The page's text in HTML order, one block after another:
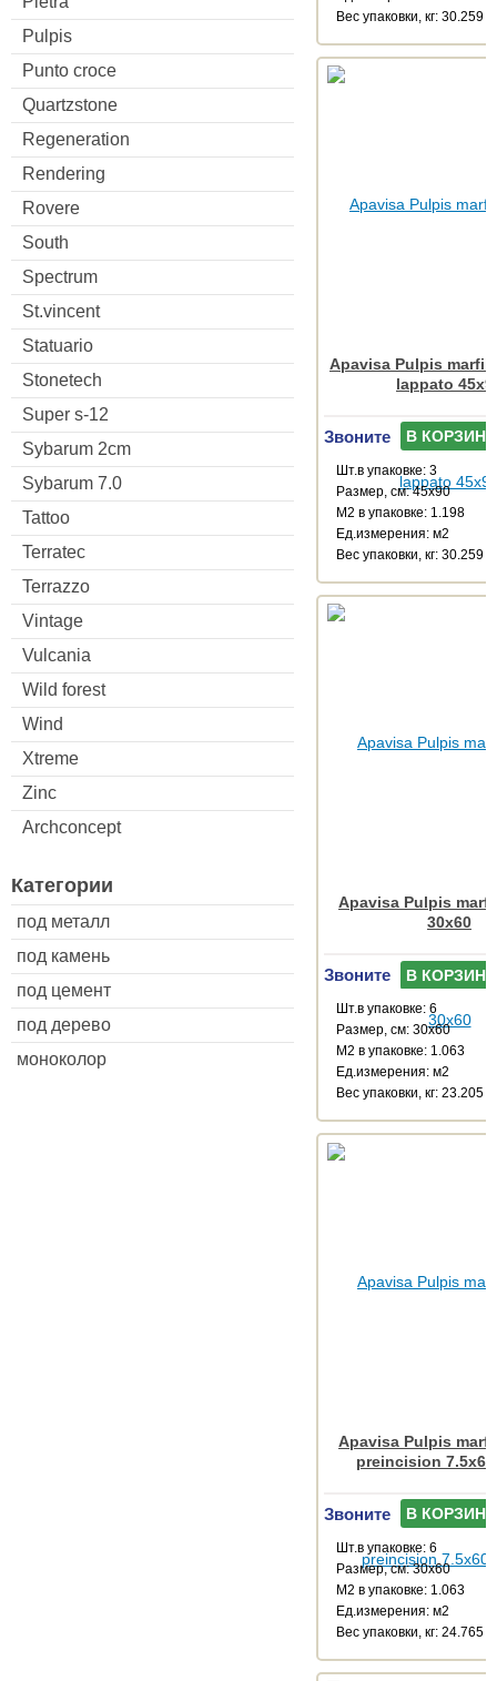
Pulpis
Punto croce
Quartzstone
Regeneration
Rendering
Rovere
South
Spectrum
St.vincent
Statuario
Stonetech
Super s-12
Sybarum 2cm
Sybarum 7.0
Tattoo
Terratec
Terrazzo
Vintage
Vulcania
Wild forest
Wind
Xtreme
Zinc
Archconcept
Категории
под металл
под камень
под цемент
под дерево
моноколор
Веc упаковки, кг: 30.259
Apavisa Pulpis marfil
lappato
Звоните В КОРЗИНУ
Шт.в упаковке: 3
Размер, см: 45x90
М2 в упаковке: 1.198
Ед.измерения: м2
Веc упаковки, кг: 30.259
Apavisa Pulpis
30x60
Звоните В КОРЗИНУ
Шт.в упаковке: 6
Размер, см: 30x60
М2 в упаковке: 1.063
Ед.измерения: м2
Веc упаковки, кг: 23.205
Apavisa Pulpis
preincision 7.5x60
Звоните В КОРЗИНУ
Шт.в упаковке: 6
Размер, см: 30x60
М2 в упаковке: 1.063
Ед.измерения: м2
Веc упаковки, кг: 24.765